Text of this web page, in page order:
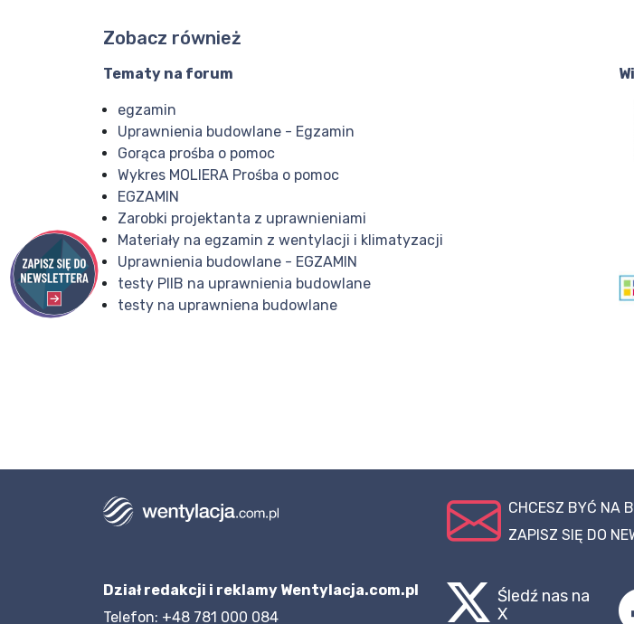
Zobacz również
Tematy na forum
egzamin
Uprawnienia budowlane - Egzamin
Gorąca prośba o pomoc
Wykres MOLIERA Prośba o pomoc
EGZAMIN
Zarobki projektanta z uprawnieniami
Materiały na egzamin z wentylacji i klimatyzacji
Uprawnienia budowlane - EGZAMIN
testy PIIB na uprawnienia budowlane
testy na uprawniena budowlane
CHCESZ BYĆ NA
ZAPISZ SIĘ DO
Dział redakcji i reklamy Wentylacja.com.pl
Telefon: +48 781 000 084
Śledź nas na
X